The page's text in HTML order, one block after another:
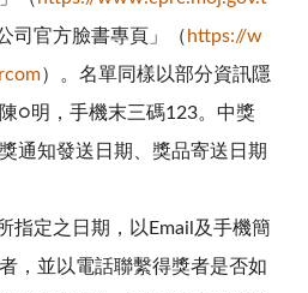
司官方臉書專頁」（ https://w
）。名單同樣以部分資訊隱
○明，手機末三碼123。中獎
通知發送日期、獎品寄送日期
指定之日期，以Email及手機簡
，並以電話聯繫得獎者是否如